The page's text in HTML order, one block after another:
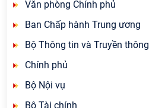
Văn phòng Chính phủ
Ban Chấp hành Trung ương
Bộ Thông tin và Truyền thông
Chính phủ
Bộ Nội vụ
Bộ Tài chính